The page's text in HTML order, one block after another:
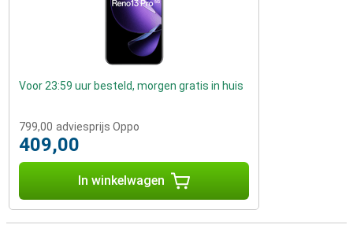
Voor 23:59 uur besteld, morgen gratis in huis
799,00 adviesprijs Oppo
409,00
In winkelwagen